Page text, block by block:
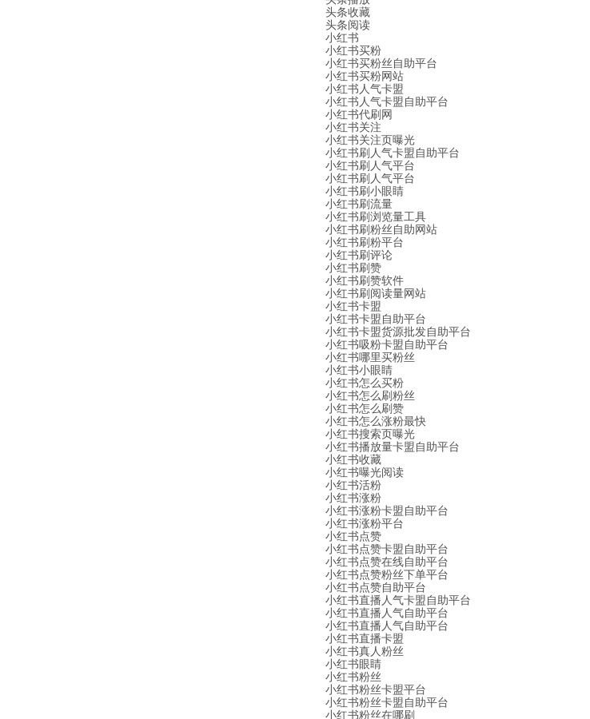
头条收藏
头条阅读
小红书
小红书买粉
小红书买粉丝自助平台
小红书买粉网站
小红书人气卡盟
小红书人气卡盟自助平台
小红书代刷网
小红书关注
小红书关注页曝光
小红书刷人气卡盟自助平台
小红书刷人气平台
小红书刷人气平台
小红书刷小眼睛
小红书刷流量
小红书刷浏览量工具
小红书刷粉丝自助网站
小红书刷粉平台
小红书刷评论
小红书刷赞
小红书刷赞软件
小红书刷阅读量网站
小红书卡盟
小红书卡盟自助平台
小红书卡盟货源批发自助平台
小红书吸粉卡盟自助平台
小红书哪里买粉丝
小红书小眼睛
小红书怎么买粉
小红书怎么刷粉丝
小红书怎么刷赞
小红书怎么涨粉最快
小红书搜索页曝光
小红书播放量卡盟自助平台
小红书收藏
小红书曝光阅读
小红书活粉
小红书涨粉
小红书涨粉卡盟自助平台
小红书涨粉平台
小红书点赞
小红书点赞卡盟自助平台
小红书点赞在线自助平台
小红书点赞粉丝下单平台
小红书点赞自助平台
小红书直播人气卡盟自助平台
小红书直播人气自助平台
小红书直播人气自助平台
小红书直播卡盟
小红书真人粉丝
小红书眼睛
小红书粉丝
小红书粉丝卡盟平台
小红书粉丝卡盟自助平台
小红书粉丝在哪刷